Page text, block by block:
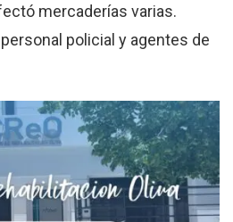
mercaderías varias.
policial y agentes de